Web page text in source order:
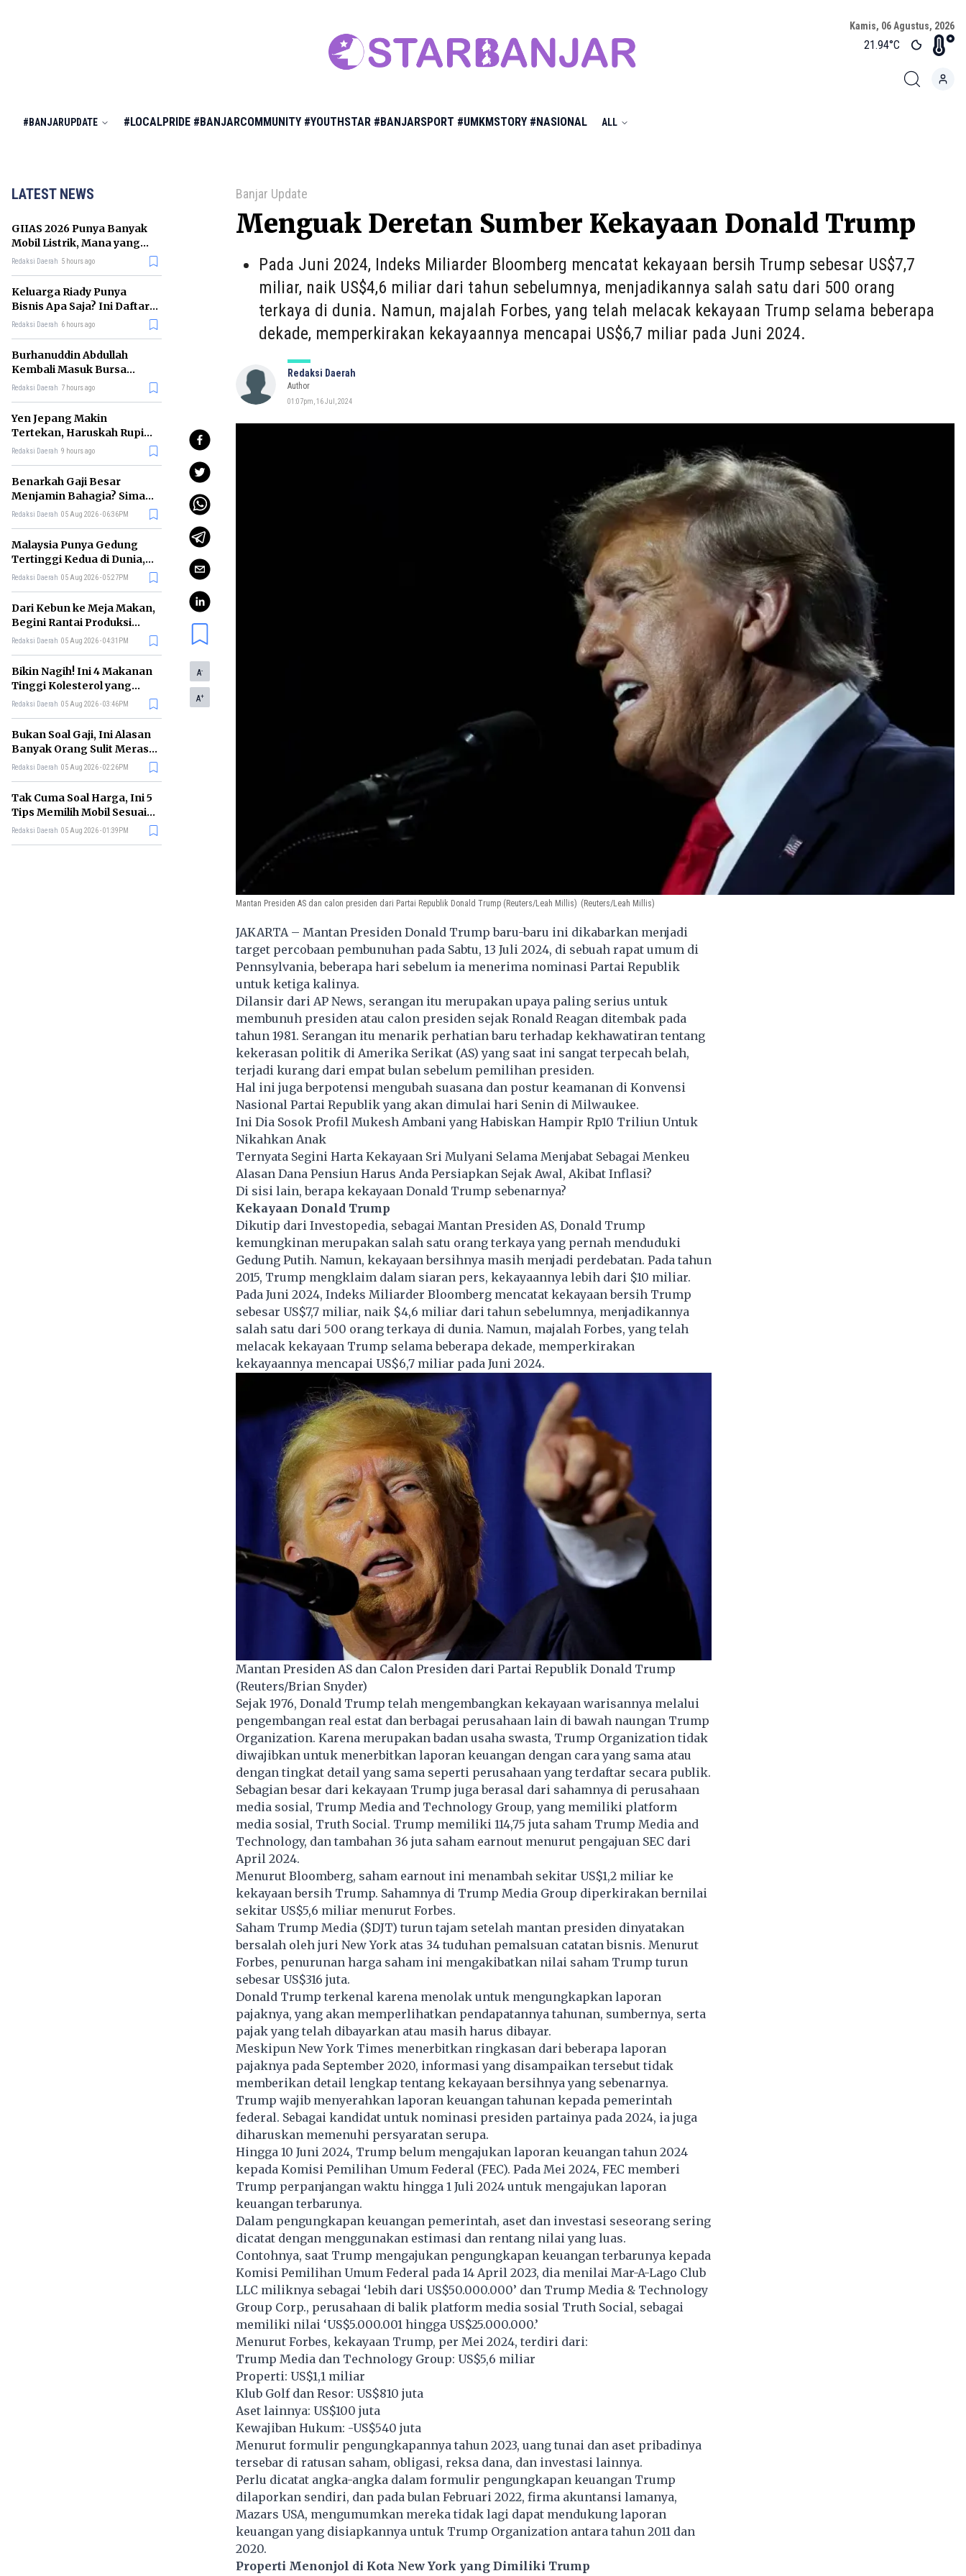
Kamis, 06 Agustus, 2026
21.94°C
#BANJARUPDATE #LOCALPRIDE #BANJARCOMMUNITY #YOUTHSTAR #BANJARSPORT #UMKMSTORY #NASIONAL ALL
LATEST NEWS
GIIAS 2026 Punya Banyak
Mobil Listrik, Mana yang
Cocok untuk Gaji Rp10 Juta?
Redaksi Daerah 5 hours ago
Keluarga Riady Punya
Bisnis Apa Saja? Ini Daftar
Kerajaan Usahanya
Redaksi Daerah 6 hours ago
Burhanuddin Abdullah
Kembali Masuk Bursa
Gubernur BI, Ini Rekam
Redaksi Daerah 7 hours ago
Yen Jepang Makin
Tertekan, Haruskah Rupiah
Ikut Khawatir?
Redaksi Daerah 9 hours ago
Benarkah Gaji Besar
Menjamin Bahagia? Simak
Penjelasan Ilmu Ekonomi
Redaksi Daerah 05 Aug 2026 - 06:36PM
Malaysia Punya Gedung
Tertinggi Kedua di Dunia,
Ini Daftar Lengkap 2026
Redaksi Daerah 05 Aug 2026 - 05:27PM
Dari Kebun ke Meja Makan,
Begini Rantai Produksi
Sawit di Indonesia
Redaksi Daerah 05 Aug 2026 - 04:31PM
Bikin Nagih! Ini 4 Makanan
Tinggi Kolesterol yang
Sebaiknya Dikurangi
Redaksi Daerah 05 Aug 2026 - 03:46PM
Bukan Soal Gaji, Ini Alasan
Banyak Orang Sulit Merasa
Cukup
Redaksi Daerah 05 Aug 2026 - 02:26PM
Tak Cuma Soal Harga, Ini 5
Tips Memilih Mobil Sesuai
Kebutuhan
Redaksi Daerah 05 Aug 2026 - 01:39PM
Banjar Update
Menguak Deretan Sumber Kekayaan Donald Trump
Pada Juni 2024, Indeks Miliarder Bloomberg mencatat kekayaan bersih Trump sebesar US$7,7
miliar, naik US$4,6 miliar dari tahun sebelumnya, menjadikannya salah satu dari 500 orang
terkaya di dunia. Namun, majalah Forbes, yang telah melacak kekayaan Trump selama beberapa
dekade, memperkirakan kekayaannya mencapai US$6,7 miliar pada Juni 2024.
Redaksi Daerah
Author
01:07pm, 16 Jul, 2024
A-
A+
Mantan Presiden AS dan calon presiden dari Partai Republik Donald Trump (Reuters/Leah Millis) (Reuters/Leah Millis)
JAKARTA – Mantan Presiden Donald Trump baru-baru ini dikabarkan menjadi
target percobaan pembunuhan pada Sabtu, 13 Juli 2024, di sebuah rapat umum di
Pennsylvania, beberapa hari sebelum ia menerima nominasi Partai Republik
untuk ketiga kalinya.
Dilansir dari AP News, serangan itu merupakan upaya paling serius untuk
membunuh presiden atau calon presiden sejak Ronald Reagan ditembak pada
tahun 1981. Serangan itu menarik perhatian baru terhadap kekhawatiran tentang
kekerasan politik di Amerika Serikat(AS) yang saat ini sangat terpecah belah,
terjadi kurang dari empat bulan sebelum pemilihan presiden.
Hal ini juga berpotensi mengubah suasana dan postur keamanan di Konvensi
Nasional Partai Republik yang akan dimulai hari Senin di Milwaukee.
Ini Dia Sosok Profil Mukesh Ambani yang Habiskan Hampir Rp10 Triliun Untuk
Nikahkan Anak
Ternyata Segini Harta Kekayaan Sri Mulyani Selama Menjabat Sebagai Menkeu
Alasan Dana Pensiun Harus Anda Persiapkan Sejak Awal, Akibat Inflasi?
Di sisi lain, berapa kekayaan Donald Trump sebenarnya?
Kekayaan Donald Trump
Dikutip dari Investopedia, sebagai Mantan Presiden AS, Donald Trump
kemungkinan merupakan salah satu orang terkaya yang pernah menduduki
Gedung Putih. Namun, kekayaan bersihnya masih menjadi perdebatan. Pada tahun
2015, Trump mengklaim dalam siaran pers, kekayaannya lebih dari $10 miliar.
Pada Juni 2024, Indeks Miliarder Bloomberg mencatat kekayaan bersih Trump
sebesar US$7,7 miliar, naik $4,6 miliar dari tahun sebelumnya, menjadikannya
salah satu dari 500 orang terkaya di dunia. Namun, majalah Forbes, yang telah
melacak kekayaan Trump selama beberapa dekade, memperkirakan
kekayaannya mencapai US$6,7 miliar pada Juni 2024.
Mantan Presiden AS dan Calon Presiden dari Partai Republik Donald Trump
(Reuters/Brian Snyder)
Sejak 1976, Donald Trump telah mengembangkan kekayaan warisannya melalui
pengembangan real estat dan berbagai perusahaan lain di bawah naungan Trump
Organization. Karena merupakan badan usaha swasta, Trump Organization tidak
diwajibkan untuk menerbitkan laporan keuangan dengan cara yang sama atau
dengan tingkat detail yang sama seperti perusahaan yang terdaftar secara publik.
Sebagian besar dari kekayaan Trump juga berasal dari sahamnya di perusahaan
media sosial, Trump Media and Technology Group, yang memiliki platform
media sosial, Truth Social. Trump memiliki 114,75 juta saham Trump Media and
Technology, dan tambahan 36 juta saham earnout menurut pengajuan SEC dari
April 2024.
Menurut Bloomberg, saham earnout ini menambah sekitar US$1,2 miliar ke
kekayaan bersih Trump. Sahamnya di Trump Media Group diperkirakan bernilai
sekitar US$5,6 miliar menurut Forbes.
Saham Trump Media ($DJT) turun tajam setelah mantan presiden dinyatakan
bersalah oleh juri New York atas 34 tuduhan pemalsuan catatan bisnis. Menurut
Forbes, penurunan harga saham ini mengakibatkan nilai saham Trump turun
sebesar US$316 juta.
Donald Trump terkenal karena menolak untuk mengungkapkan laporan
pajaknya, yang akan memperlihatkan pendapatannya tahunan, sumbernya, serta
pajak yang telah dibayarkan atau masih harus dibayar.
Meskipun New York Times menerbitkan ringkasan dari beberapa laporan
pajaknya pada September 2020, informasi yang disampaikan tersebut tidak
memberikan detail lengkap tentang kekayaan bersihnya yang sebenarnya.
Trump wajib menyerahkan laporan keuangan tahunan kepada pemerintah
federal. Sebagai kandidat untuk nominasi presiden partainya pada 2024, ia juga
diharuskan memenuhi persyaratan serupa.
Hingga 10 Juni 2024, Trump belum mengajukan laporan keuangan tahun 2024
kepada Komisi Pemilihan Umum Federal (FEC). Pada Mei 2024, FEC memberi
Trump perpanjangan waktu hingga 1 Juli 2024 untuk mengajukan laporan
keuangan terbarunya.
Dalam pengungkapan keuangan pemerintah, aset dan investasi seseorang sering
dicatat dengan menggunakan estimasi dan rentang nilai yang luas.
Contohnya, saat Trump mengajukan pengungkapan keuangan terbarunya kepada
Komisi Pemilihan Umum Federal pada 14 April 2023, dia menilai Mar-A-Lago Club
LLC miliknya sebagai ‘lebih dari US$50.000.000’ dan Trump Media & Technology
Group Corp., perusahaan di balik platform media sosial Truth Social, sebagai
memiliki nilai ‘US$5.000.001 hingga US$25.000.000.’
Menurut Forbes, kekayaan Trump, per Mei 2024, terdiri dari:
Trump Media dan Technology Group: US$5,6 miliar
Properti: US$1,1 miliar
Klub Golf dan Resor: US$810 juta
Aset lainnya: US$100 juta
Kewajiban Hukum: -US$540 juta
Menurut formulir pengungkapannya tahun 2023, uang tunai dan aset pribadinya
tersebar di ratusan saham, obligasi, reksa dana, dan investasi lainnya.
Perlu dicatat angka-angka dalam formulir pengungkapan keuangan Trump
dilaporkan sendiri, dan pada bulan Februari 2022, firma akuntansi lamanya,
Mazars USA, mengumumkan mereka tidak lagi dapat mendukung laporan
keuangan yang disiapkannya untuk Trump Organization antara tahun 2011 dan
2020.
Properti Menonjol di Kota New York yang Dimiliki Trump